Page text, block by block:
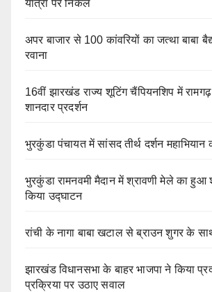
यात्रा पर निकले
अपर बाजार से 100 कांवरियों का जत्था बाबा
रवाना
16वीं झारखंड राज्य शूटिंग चैंपियनशिप में
शानदार प्रदर्शन
भुरकुंडा पंचायत में सांसद तीर्थ दर्शन
भुरकुंडा रामनवमी मैदान में श्रावणी मेले का हुआ
किया उद्घाटन
रांची के नागा बाबा खटाल से ब्राउन शुगर के
झारखंड विधानसभा के बाहर भाजपा ने किया
प्रक्रिया पर उठाए सवाल